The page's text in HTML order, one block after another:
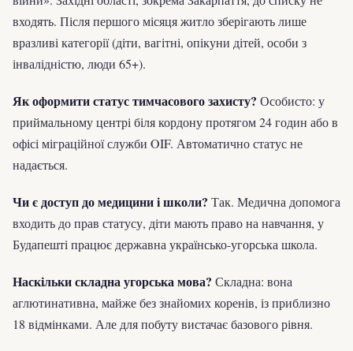
входять. Після першого місяця житло зберігають лише
вразливі категорії (діти, вагітні, опікуни дітей, особи з
інвалідністю, люди 65+).
Як оформити статус тимчасового захисту? Особисто: у
приймальному центрі біля кордону протягом 24 годин або в
офісі міграційної служби OIF. Автоматично статус не
надається.
Чи є доступ до медицини і школи? Так. Медична допомога
входить до прав статусу, діти мають право на навчання, у
Будапешті працює державна українсько-угорська школа.
Наскільки складна угорська мова? Складна: вона
аглютинативна, майже без знайомих коренів, із приблизно
18 відмінками. Але для побуту вистачає базового рівня.